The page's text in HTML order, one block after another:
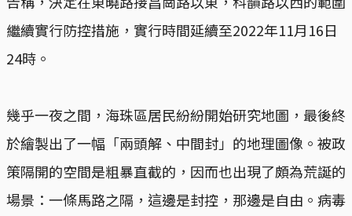
繼續實行防控措施，實行時間延續至2022年11月16日
24時。
幾乎一夜之間，海珠區居民紛紛開始研究地圖，最後終
於繪製出了一幅「兩頭解、中間封」的地理圖像。被政
策隔開的空間是粗暴直截的，因而也出現了頗為荒誕的
場景：一條馬路之隔，這邊是封控，那邊是自由。病毒